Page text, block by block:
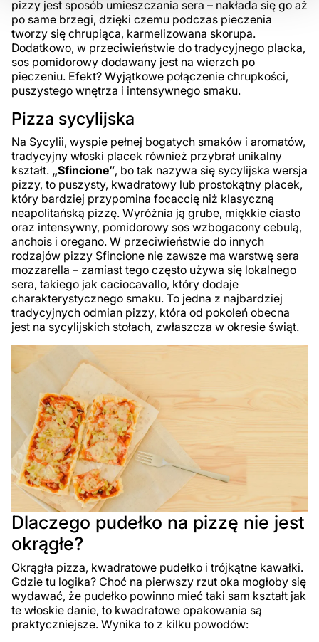
pizzy jest sposób umieszczania sera – nakłada się go aż
po same brzegi, dzięki czemu podczas pieczenia
tworzy się chrupiąca, karmelizowana skorupa.
Dodatkowo, w przeciwieństwie do tradycyjnego placka,
sos pomidorowy dodawany jest na wierzch po
pieczeniu. Efekt? Wyjątkowe połączenie chrupkości,
puszystego wnętrza i intensywnego smaku.
Pizza sycylijska
Na Sycylii, wyspie pełnej bogatych smaków i aromatów,
tradycyjny włoski placek również przybrał unikalny
kształt. „Sfincione”, bo tak nazywa się sycylijska wersja
pizzy, to puszysty, kwadratowy lub prostokątny placek,
który bardziej przypomina focaccię niż klasyczną
neapolitańską pizzę. Wyróżnia ją grube, miękkie ciasto
oraz intensywny, pomidorowy sos wzbogacony cebulą,
anchois i oregano. W przeciwieństwie do innych
rodzajów pizzy Sfincione nie zawsze ma warstwę sera
mozzarella – zamiast tego często używa się lokalnego
sera, takiego jak caciocavallo, który dodaje
charakterystycznego smaku. To jedna z najbardziej
tradycyjnych odmian pizzy, która od pokoleń obecna
jest na sycylijskich stołach, zwłaszcza w okresie świąt.
Dlaczego pudełko na pizzę nie jest
okrągłe?
Okrągła pizza, kwadratowe pudełko i trójkątne kawałki.
Gdzie tu logika? Choć na pierwszy rzut oka mogłoby się
wydawać, że pudełko powinno mieć taki sam kształt jak
te włoskie danie, to kwadratowe opakowania są
praktyczniejsze. Wynika to z kilku powodów: